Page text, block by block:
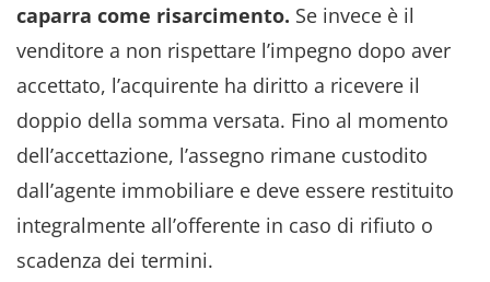
caparra come risarcimento. Se invece è il
venditore a non rispettare l’impegno dopo aver
accettato, l’acquirente ha diritto a ricevere il
doppio della somma versata. Fino al momento
dell’accettazione, l’assegno rimane custodito
dall’agente immobiliare e deve essere restituito
integralmente all’offerente in caso di rifiuto o
scadenza dei termini.